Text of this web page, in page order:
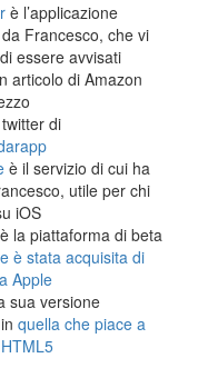
è l’applicazione
Francesco, che vi
essere avvisati
articolo di Amazon
twitter di
è il servizio di cui ha
utile per chi
iOS
è la piattaforma di beta
è stata acquisita di
Apple
sua versione
inquella che piace a
HTML5